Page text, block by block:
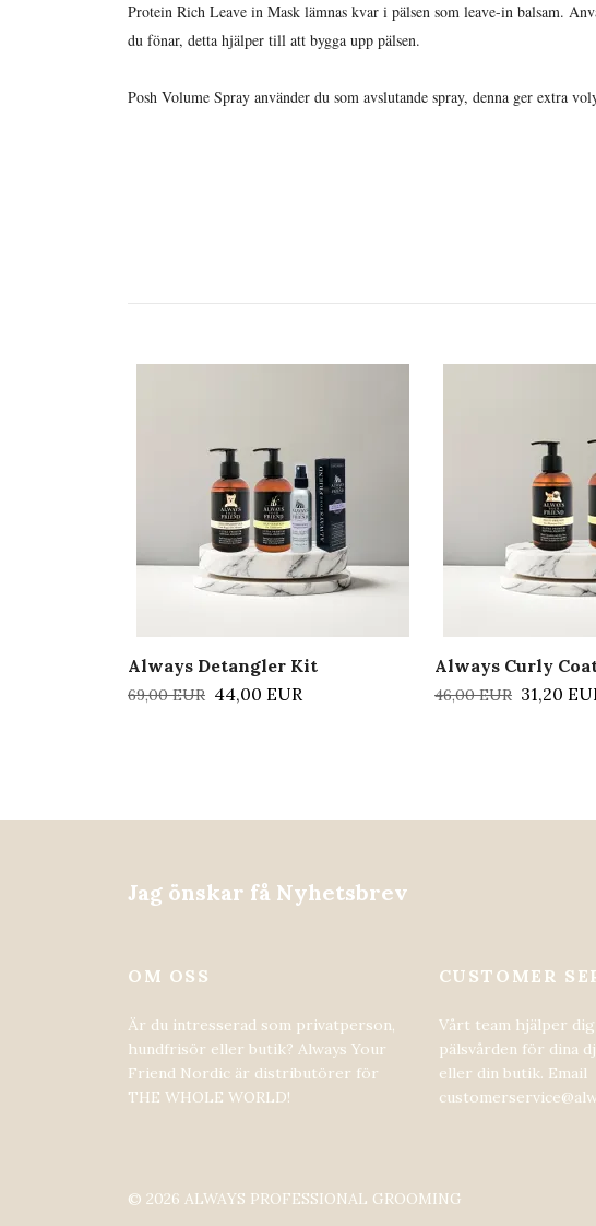
Protein Rich Leave in Mask lämnas kvar i pälsen som leave-in balsam.
du fönar, detta hjälper till att bygga upp pälsen.
Posh Volume Spray använder du som avslutande spray, denna ger extra
Always Detangler Kit
69,00 EUR 44,00 EUR
Always Curly
46,00 EUR 31,20
Jag önskar få Nyhetsbrev
OM OSS
Är du intresserad som privatperson,
hundfrisör eller butik? Always Your
Friend Nordic är distributörer för
THE WHOLE WORLD!
CUSTOMER
Vårt team hjälper dig
pälsvården för dina
eller din butik. Email
© 2026 ALWAYS PROFESSIONAL GROOMING